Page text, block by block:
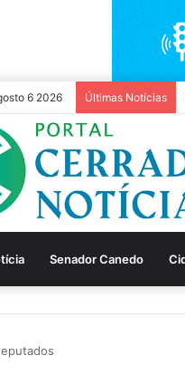
6 2026 Últimas Notícias
Senador Canedo